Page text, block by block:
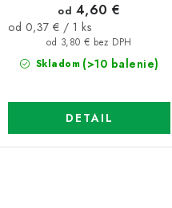
Skladom (>10 balenie)
od 3,80 € bez DPH
od 4,60 €
Jednotková
od 0,37 € / 1 ks
DETAIL